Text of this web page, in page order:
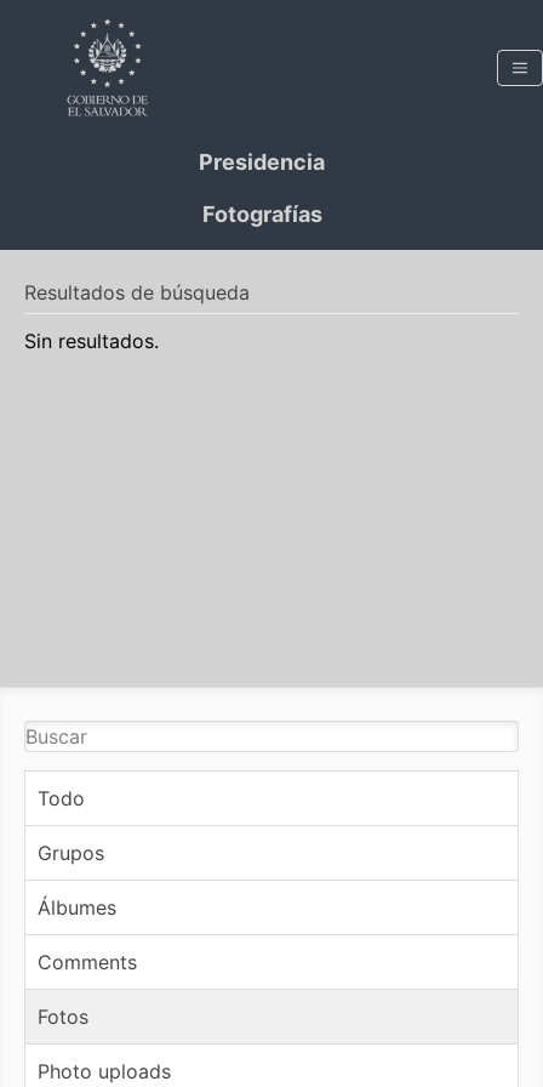
Presidencia
Fotografías
Resultados de búsqueda
Sin resultados.
Todo
Grupos
Álbumes
Comments
Fotos
Photo uploads